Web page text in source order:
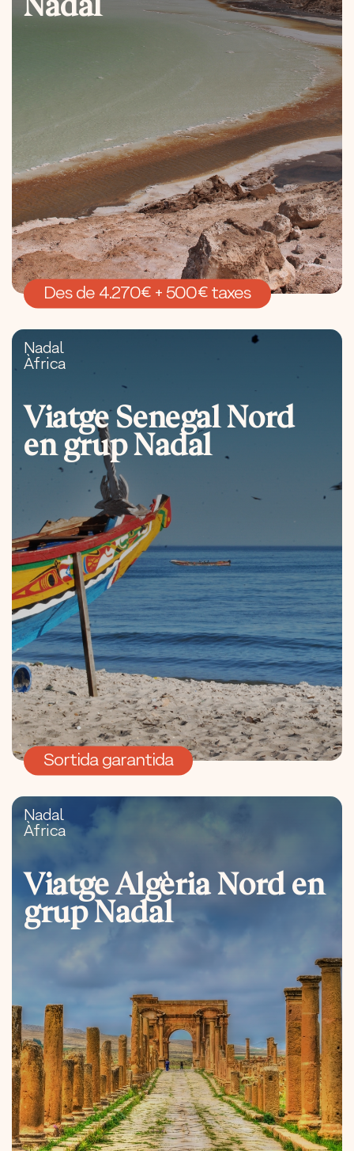
Des de 4.270€ + 500€ taxes
Nadal
Àfrica
Viatge Senegal Nord
en grup Nadal
Sortida garantida
Nadal
Àfrica
Viatge Algèria Nord en
grup Nadal